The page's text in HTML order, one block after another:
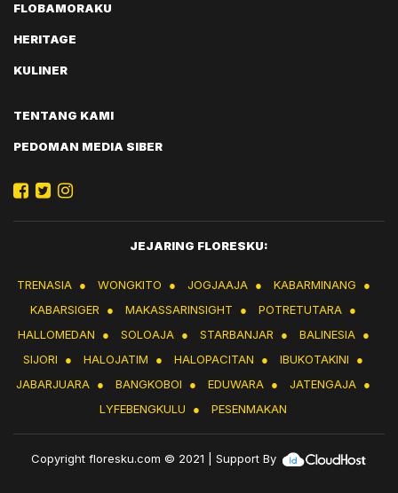
FLOBAMORAKU
HERITAGE
KULINER
TENTANG KAMI
PEDOMAN MEDIA SIBER
JEJARING FLORESKU:
TRENASIA ● WONGKITO ● JOGJAAJA ● KABARMINANG
●
KABARSIGER ● MAKASSARINSIGHT ● POTRETUTARA ●
HALLOMEDAN
● SOLOAJA ● STARBANJAR ● BALINESIA ●
SIJORI
● HALOJATIM ● HALOPACITAN ● IBUKOTAKINI
●
JABARJUARA ● BANGKOBOI ● EDUWARA ● JATENGAJA ●
LYFEBENGKULU
● PESENMAKAN
Copyrightfloresku.com © 2021 | Support By